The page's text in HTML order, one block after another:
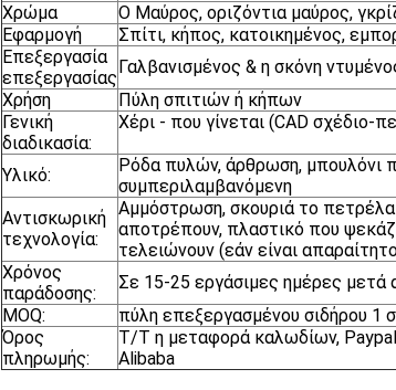
Χρώμα
Ο Μαύρος, οριζόντια μαύρος,
Εφαρμογή
Σπίτι, κήπος, κατοικημένος,
Επεξεργασία
επεξεργασίας
Γαλβανισμένος & η σκόνη
Χρήση
Πύλη σπιτιών ή κήπων
Γενική
διαδικασία:
Χέρι - που γίνεται (CAD σχέδιο-
Υλικό:
Ρόδα πυλών, άρθρωση, μπουλόνι
συμπεριλαμβανόμενη
Αντισκωρική
τεχνολογία:
Αμμόστρωση, σκουριά το
αποτρέπουν, πλαστικό που
τελειώνουν (εάν είναι
Χρόνος
παράδοσης:
Σε 15-25 εργάσιμες ημέρες
MOQ:
πύλη επεξεργασμένου σιδήρου 1
Όρος
πληρωμής:
T/T η μεταφορά καλωδίων,
Alibaba